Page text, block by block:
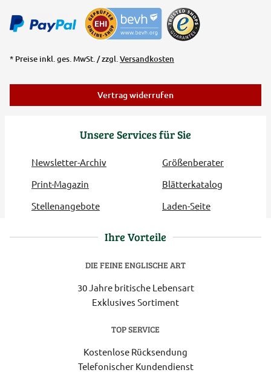
Unsere Services für Sie
Newsletter-Archiv
Größenberater
Print-Magazin
Blätterkatalog
Stellenangebote
Laden-Seite
* Preise inkl. ges. MwSt. / zzgl.Versandkosten
Vertrag widerrufen
Ihre Vorteile
DIE FEINE ENGLISCHE ART
30 Jahre britische Lebensart
Exklusives Sortiment
TOP SERVICE
Kostenlose Rücksendung
Telefonischer Kundendienst